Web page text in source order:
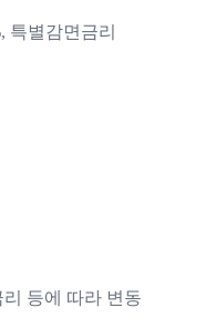
특별감면금리
등에 따라 변동